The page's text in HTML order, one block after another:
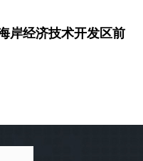
岸经济技术开发区前